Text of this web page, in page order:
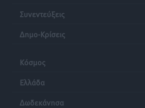
Συνεντεύξεις
Δημο-Κρίσεις
Κόσμος
Ελλάδα
Δωδεκάνησα